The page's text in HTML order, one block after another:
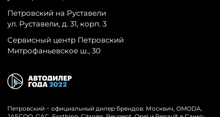
Петровский на Руставели
ул. Руставели, д. 31, корп. 3
Сервисный центр Петровский
Митрофаньевское ш., 30
Петровский − официальный дилер брендов: Москвич, OMODA,